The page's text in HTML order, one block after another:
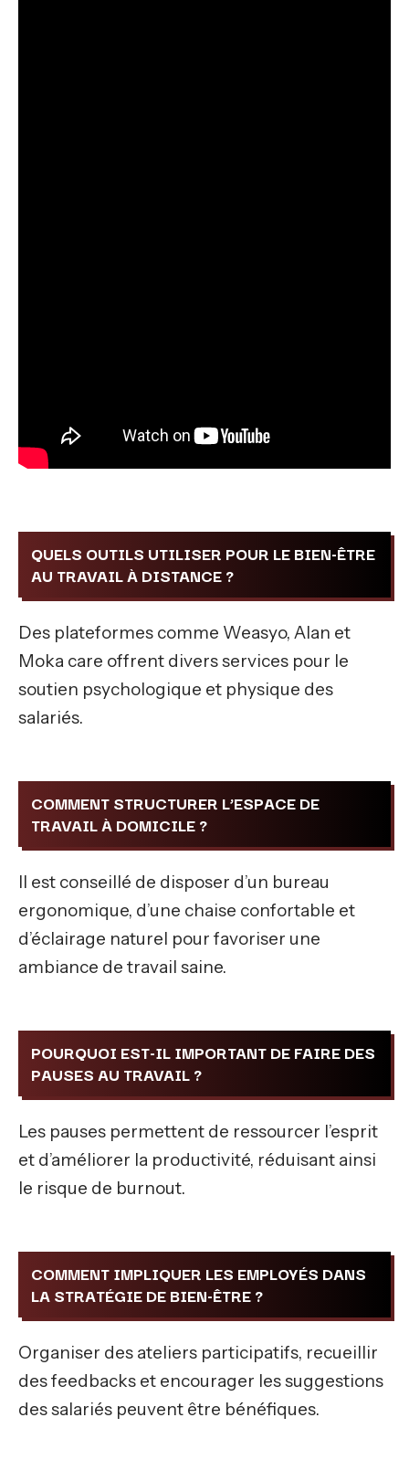
QUELS OUTILS UTILISER POUR LE BIEN-ÊTRE
AU TRAVAIL À DISTANCE ?
Des plateformes comme Weasyo, Alan et
Moka care offrent divers services pour le
soutien psychologique et physique des
salariés.
COMMENT STRUCTURER L’ESPACE DE
TRAVAIL À DOMICILE ?
Il est conseillé de disposer d’un bureau
ergonomique, d’une chaise confortable et
d’éclairage naturel pour favoriser une
ambiance de travail saine.
POURQUOI EST-IL IMPORTANT DE FAIRE DES
PAUSES AU TRAVAIL ?
Les pauses permettent de ressourcer l’esprit
et d’améliorer la productivité, réduisant ainsi
le risque de burnout.
COMMENT IMPLIQUER LES EMPLOYÉS DANS
LA STRATÉGIE DE BIEN-ÊTRE ?
Organiser des ateliers participatifs, recueillir
des feedbacks et encourager les suggestions
des salariés peuvent être bénéfiques.